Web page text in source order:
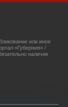
или иное
«Губерния» /
наличие